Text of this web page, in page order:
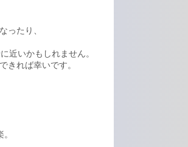
ったり、
近いかもしれません。
きれば幸いです。